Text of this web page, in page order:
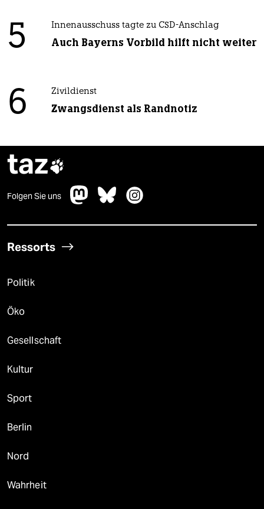
5 Innenausschuss tagte zu CSD-Anschlag
Auch Bayerns Vorbild hilft nicht weiter
6 Zivildienst
Zwangsdienst als Randnotiz
taz
Folgen Sie uns
Ressorts
Politik
Öko
Gesellschaft
Kultur
Sport
Berlin
Nord
Wahrheit